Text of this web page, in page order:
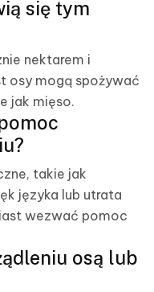
się tym
nektarem i
osy mogą spożywać
jak mięso.
takie jak
języka lub utrata
wezwać pomoc
osą lub